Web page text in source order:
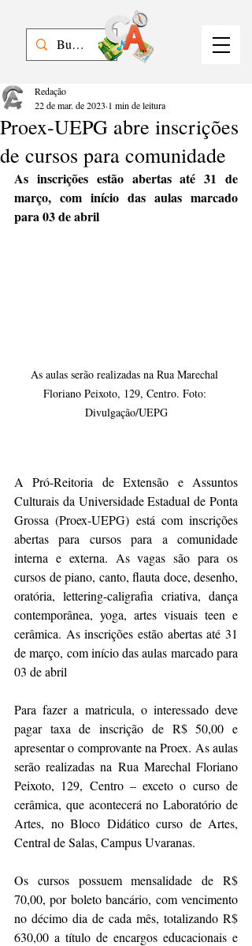
Proex-UEPG abre inscrições
de cursos para comunidade
Redação
22 de mar. de 2023 1 min de leitura
As inscrições estão abertas até 31 de
março, com início das aulas marcado
para 03 de abril
As aulas serão realizadas na Rua Marechal
Floriano Peixoto, 129, Centro. Foto:
Divulgação/UEPG
A Pró-Reitoria de Extensão e Assuntos
Culturais da Universidade Estadual de Ponta
Grossa (Proex-UEPG) está com inscrições
abertas para cursos para a comunidade
interna e externa. As vagas são para os
cursos de piano, canto, flauta doce, desenho,
oratória, lettering-caligrafia criativa, dança
contemporânea, yoga, artes visuais teen e
cerâmica. As inscrições estão abertas até 31
de março, com início das aulas marcado para
03 de abril
Para fazer a matricula, o interessado deve
pagar taxa de inscrição de R$ 50,00 e
apresentar o comprovante na Proex. As aulas
serão realizadas na Rua Marechal Floriano
Peixoto, 129, Centro – exceto o curso de
cerâmica, que acontecerá no Laboratório de
Artes, no Bloco Didático curso de Artes,
Central de Salas, Campus Uvaranas.
Os cursos possuem mensalidade de R$
70,00, por boleto bancário, com vencimento
no décimo dia de cada mês, totalizando R$
630,00 a título de encargos educacionais e